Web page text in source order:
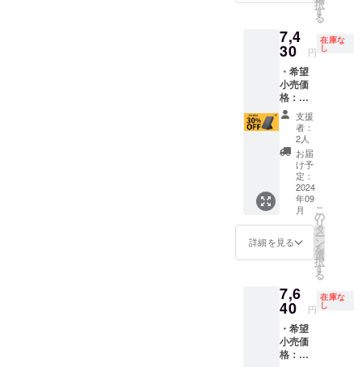
いよう
です。
そのた
め、今
後のiOS
アップ
デート
により
使用で
きなく
なる可
能性に
ついて
は、保
証対象
せてい
ただき
iOSの
アップ
デート
や
iTunes
経由の
リカバ
ざいま
す。ご
了承く
ださ
い。 ※
皆様の
ご支援
により
量産効
率が向
上した
場合、
正規販
売価格
が販売
格より
下がる
いま
す。 ※
ご注文
状況、
使用部
材の供
価格で
す。 ※
ご注文
状況製
造工程
上の都
合等に
より出
荷時期
が遅れ
ること
がござ
いま
す。 ※
デザイ
ン・仕
様は変
ざいま
す。ご
了承く
ださ
い。 ※
皆様の
付き ・
ド型モ
バイル
バッテ
リー
「Mag
Stand
Mini」
×2 ・
【購入
特典】
MagSaf
e互換ス
テッ
カー×2
※ リ
ターン
価格は
価格で
す。 ※
ご注文
状況製
造工程
上の都
択
す
る
7,4
30 円
在庫な
し
・希望
小売価
格：
11,240
円(税込)
より
30%OF
F ※日本
語取扱
説明書
及び商
品到着
後1ヶ月
間の交
換保証
付き ・
ド型モ
バイル
バッテ
リー
「Mag
Stand
支援
者：
2人
お届
け予
定：
2024
年09
月
詳細を見る
こ
の
リ
タ
ー
ン
を
選
択
す
る
7,6
40 円
在庫な
し
・希望
小売価
格：